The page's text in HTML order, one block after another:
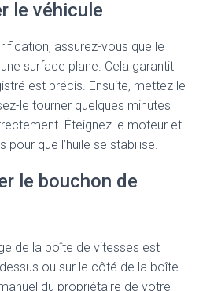
le véhicule
assurez-vous que le
surface plane. Cela garantit
est précis. Ensuite, mettez le
le tourner quelques minutes
Éteignez le moteur et
pour que l’huile se stabilise.
le bouchon de
de la boîte de vitesses est
ou sur le côté de la boîte
du propriétaire de votre